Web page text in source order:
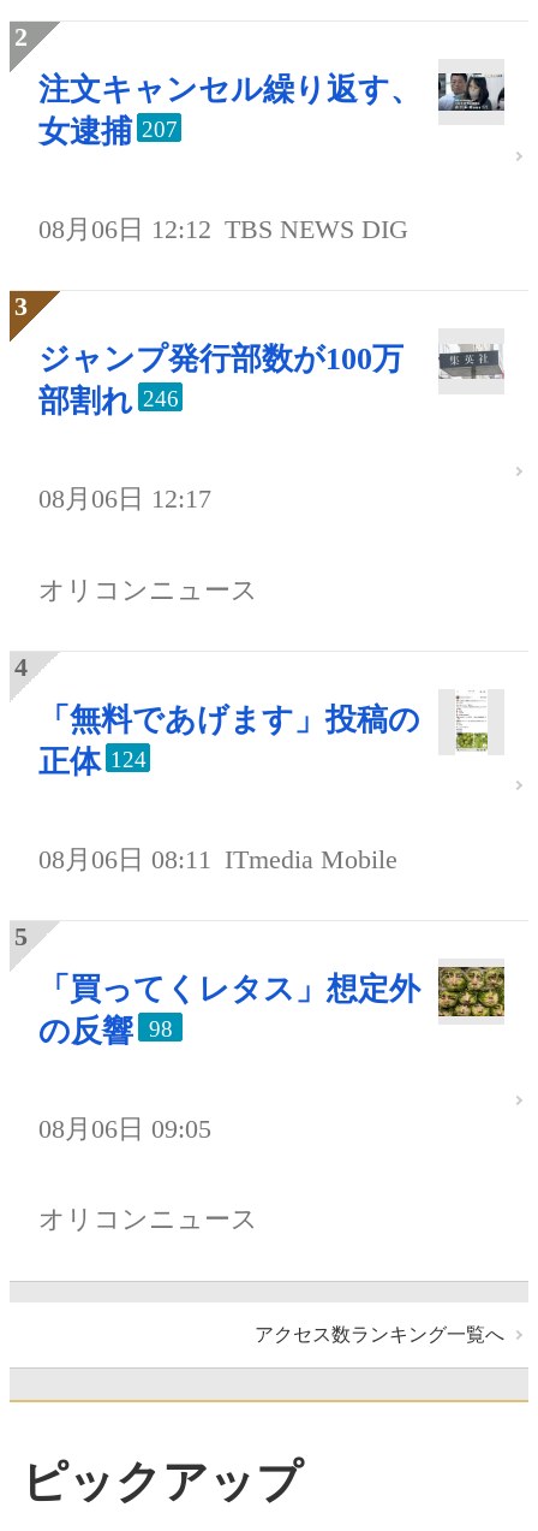
注文キャンセル繰り返す、
女逮捕 207
08月06日 12:12 TBS NEWS DIG
ジャンプ発行部数が100万
部割れ 246
08月06日 12:17
オリコンニュース
「無料であげます」投稿の
正体 124
08月06日 08:11 ITmedia Mobile
「買ってくレタス」想定外
の反響
98
08月06日 09:05
オリコンニュース
アクセス数ランキング一覧へ
ピックアップ